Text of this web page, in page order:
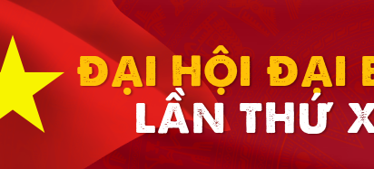
ĐẠI HỘI ĐẠI
LẦN THỨ